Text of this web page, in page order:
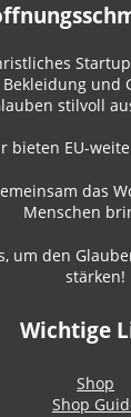
und
stilvoll
bieten EU-
das
Menschen
um den
stärken!
Wichtige
Shop
Shop